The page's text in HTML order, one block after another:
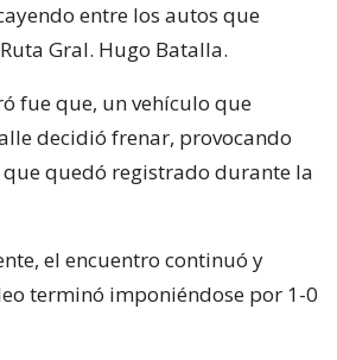
entre los autos que
Gral. Hugo Batalla.
fue que, un vehículo que
decidió frenar, provocando
quedó registrado durante la
el encuentro continuó y
terminó imponiéndose por 1-0